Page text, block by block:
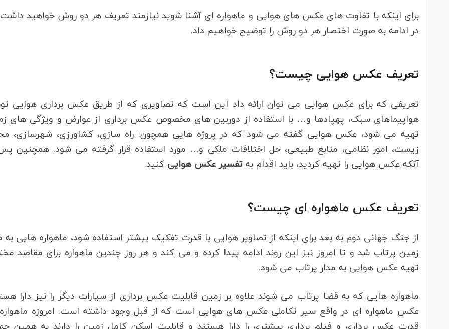
برای اینکه با تفاوت های عکس های هوایی و ماهواره ای آشنا شوید نیازمند تعریف هر دو روش خواهید
در ادامه به صورت اختصار هر دو روش را توضیح خواهیم داد.
تعریف عکس هوایی چیست؟
تعریفی که برای عکس هوایی می توان ارائه داد این است که تصاویری که از طریق عکس برداری هوایی
هواپیماهای سبک، پهپادها و… با استفاده از دوربین های مخصوص عکس برداری از عوارض و ویژگی های
تهیه می شود، عکس هوایی گفته می شود که در پروژه هایی همچون: راه سازی، کشاورزی، شهرسازی،
زیست، امور نظامی، منابع طبیعی، حل اختلافات ملکی و… مورد استفاده قرار گرفته می شود. همچنین
آنکه عکس هوایی را تهیه کردید، باید اقدام بهتفسیر عکس هوایی کنید.
تعریف عکس ماهواره ای چیست؟
از جنگ جهانی دوم به بعد برای اینکه از تصاویر هوایی با قدرت تفکیک بیشتر استفاده شود، ماهواره هایی به
زمین پرتاب شد و تا امروز نیز این روند ادامه پیدا کرده و می کند و هر روز چندین ماهواره برای مقاصد
تهیه عکس هوایی به مدار پرتاب می شود.
ماهواره هایی که به قضا پرتاب می شوند علاوه بر زمین قابلیت عکس برداری از سیارات دیگر را نیز دارا
عکس ماهواره ای در واقع سیر تکاملی عکس های هوایی است که از قبل وجود داشته است. امروزه